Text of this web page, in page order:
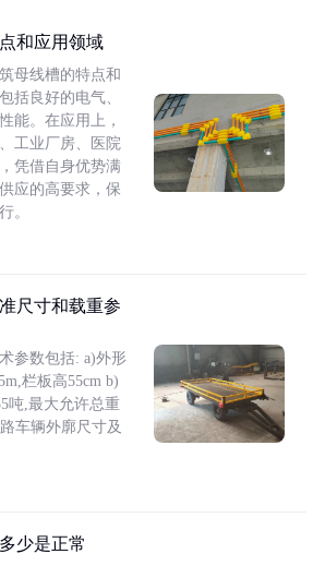
和应用领域
母线槽的特点和
括良好的电气、
能。在应用上，
工业厂房、医院
凭借自身优势满
应的高要求，保
。
尺寸和载重参
参数包括: a)外形
栏板高55cm b)
吨,最大允许总重
车辆外廓尺寸及
少是正常